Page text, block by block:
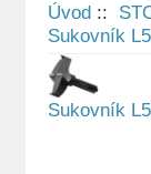
Úvod ::
Sukovník
Sukovník